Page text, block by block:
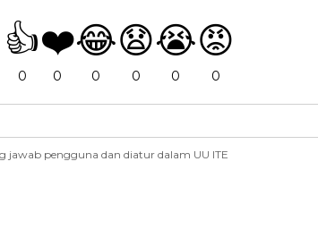
👍
0
❤️
0
😂
0
😧
0
😭
0
😡
0
jawab pengguna dan diatur dalam UU ITE